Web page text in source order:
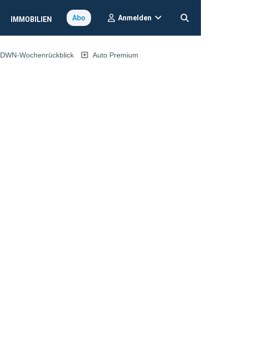
IMMOBILIEN Abo Anmelden
DWN-Wochenrückblick Auto Premium